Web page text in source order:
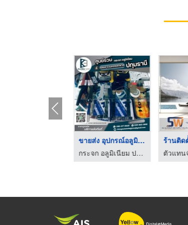
ขายส่ง อุปกรณ์อลูมิเ ...
กระจก อลูมิเนียม ปทุมธานี - คลอง 3 เมททอลกลาส